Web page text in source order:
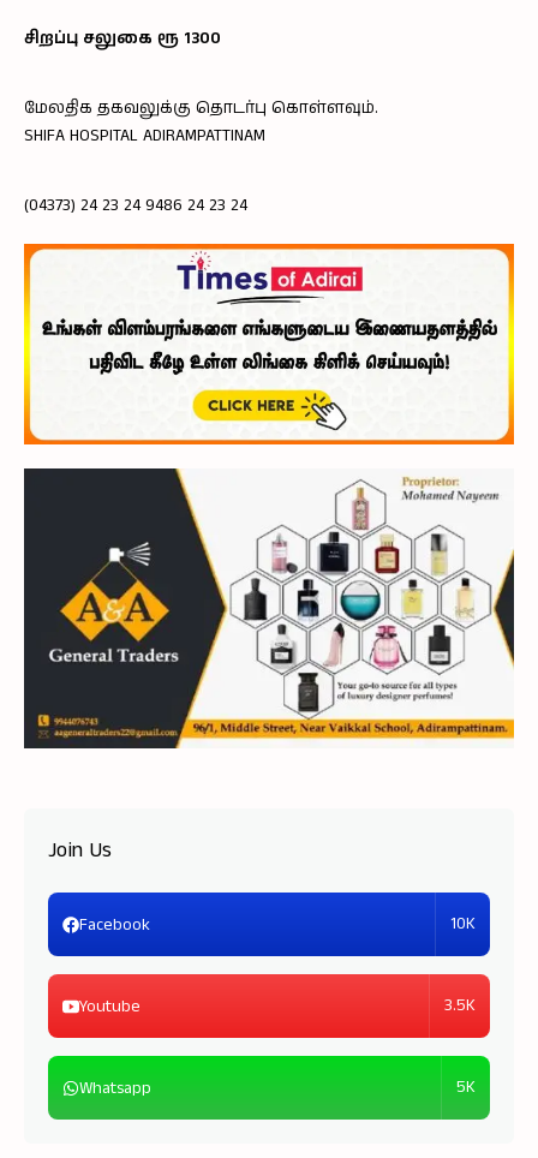
சிறப்பு சலுகை ரூ 1300
மேலதிக தகவலுக்கு தொடர்பு கொள்ளவும்.
SHIFA HOSPITAL ADIRAMPATTINAM
(04373) 24 23 24 9486 24 23 24
Join Us
Facebook 10K
Youtube 3.5K
Whatsapp 5K